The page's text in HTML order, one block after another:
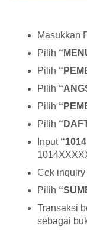
Masukkan
Pilih
Pilih
Pilih
Pilih
Pilih
Input
Cek
Pilih
Transaksi
sebagai